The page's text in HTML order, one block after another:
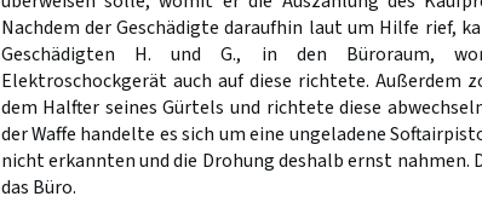
Nachdem der Geschädigte daraufhin laut um Hilfe rief,
Geschädigten H. und G., in den Büroraum,
Elektroschockgerät auch auf diese richtete. Außerdem
dem Halfter seines Gürtels und richtete diese
der Waffe handelte es sich um eine ungeladene
nicht erkannten und die Drohung deshalb ernst nahmen.
das Büro.